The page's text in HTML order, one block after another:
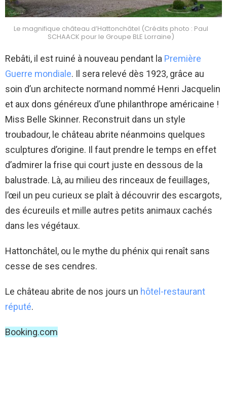
Le magnifique château d’Hattonchâtel (Crédits photo : Paul
SCHAACK pour le Groupe BLE Lorraine)
Rebâti, il est ruiné à nouveau pendant la Première
Guerre mondiale. Il sera relevé dès 1923, grâce au
soin d’un architecte normand nommé Henri Jacquelin
et aux dons généreux d’une philanthrope américaine !
Miss Belle Skinner. Reconstruit dans un style
troubadour, le château abrite néanmoins quelques
sculptures d’origine. Il faut prendre le temps en effet
d’admirer la frise qui court juste en dessous de la
balustrade. Là, au milieu des rinceaux de feuillages,
l’œil un peu curieux se plaît à découvrir des escargots,
des écureuils et mille autres petits animaux cachés
dans les végétaux.
Hattonchâtel, ou le mythe du phénix qui renaît sans
cesse de ses cendres.
Le château abrite de nos jours un hôtel-restaurant
réputé.
Booking.com